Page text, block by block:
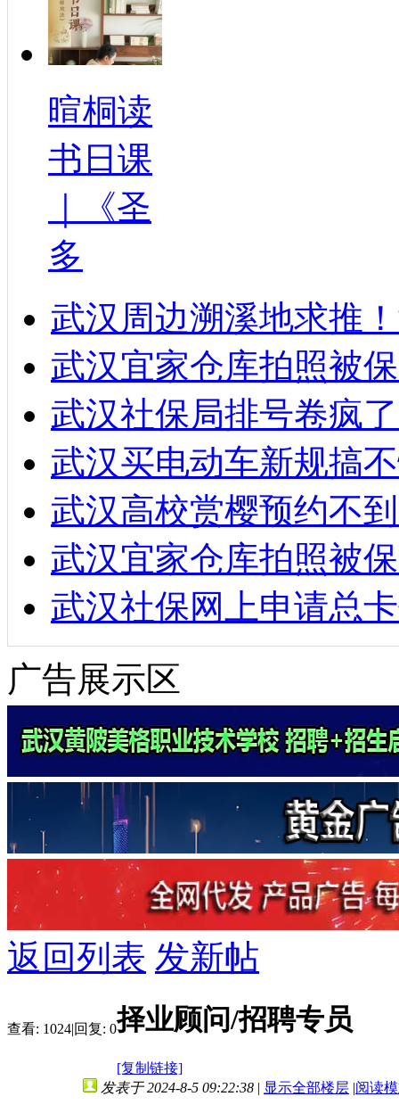
暄桐读
书日课
｜《圣
多
武汉周边溯溪地求推
武汉宜家仓库拍照被
武汉社保局排号卷疯
武汉买电动车新规搞
武汉高校赏樱预约不
武汉宜家仓库拍照被
武汉社保网上申请总
广告展示区
返回列表 发新帖
查看: 1024|回复: 0择业顾问/招聘专员
[复制链接]
发表于 2024-8-5 09:22:38 | 显示全部楼层 |阅读